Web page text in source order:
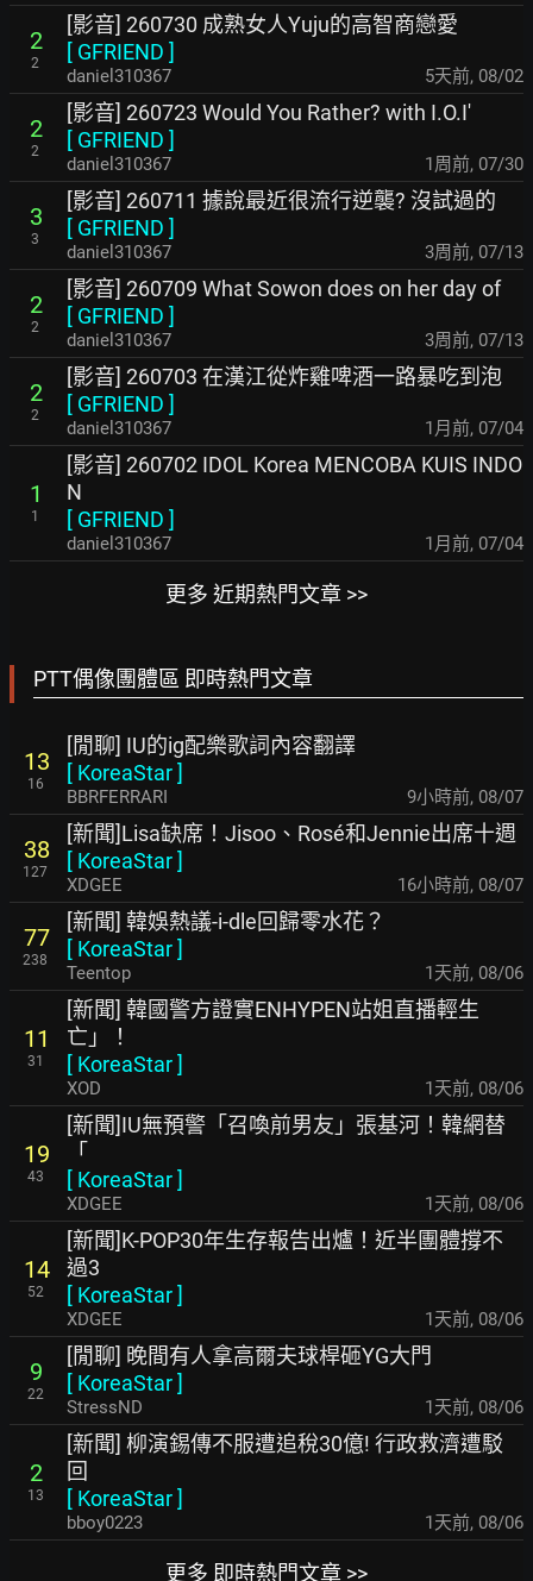
2
2
[影音] 260730 成熟女人Yuju的高智商戀愛
[ GFRIEND ]
daniel310367 5天前, 08/02
2
2
[影音] 260723 Would You Rather? with I.O.I'
[ GFRIEND ]
daniel310367 1周前, 07/30
3
3
[影音] 260711 據說最近很流行逆襲? 沒試過的
[ GFRIEND ]
daniel310367 3周前, 07/13
2
2
[影音] 260709 What Sowon does on her day of
[ GFRIEND ]
daniel310367 3周前, 07/13
2
2
[影音] 260703 在漢江從炸雞啤酒一路暴吃到泡
[ GFRIEND ]
daniel310367 1月前, 07/04
1
1
[影音] 260702 IDOL Korea MENCOBA KUIS INDO
N
[ GFRIEND ]
daniel310367 1月前, 07/04
更多 近期熱門文章 >>
PTT偶像團體區 即時熱門文章
13
16
[閒聊] IU的ig配樂歌詞內容翻譯
[ KoreaStar]
BBRFERRARI 9小時前, 08/07
38
127
[新聞]Lisa缺席！Jisoo、Rosé和Jennie出席十週
[ KoreaStar]
XDGEE 16小時前, 08/07
77
238
[新聞] 韓娛熱議-i-dle回歸零水花？
[ KoreaStar]
Teentop 1天前, 08/06
11
31
[新聞] 韓國警方證實ENHYPEN站姐直播輕生
亡」！
[ KoreaStar]
XOD 1天前, 08/06
19
43
[新聞]IU無預警「召喚前男友」張基河！韓網替
「
[ KoreaStar]
XDGEE 1天前, 08/06
14
52
[新聞]K-POP30年生存報告出爐！近半團體撐不
過3
[ KoreaStar]
XDGEE 1天前, 08/06
9
22
[閒聊] 晚間有人拿高爾夫球桿砸YG大門
[ KoreaStar]
StressND 1天前, 08/06
2
13
[新聞] 柳演錫傳不服遭追稅30億! 行政救濟遭駁
回
[ KoreaStar]
bboy0223 1天前, 08/06
更多 即時熱門文章 >>